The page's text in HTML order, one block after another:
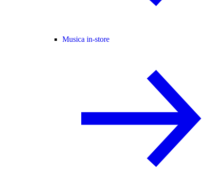
Musica in-store